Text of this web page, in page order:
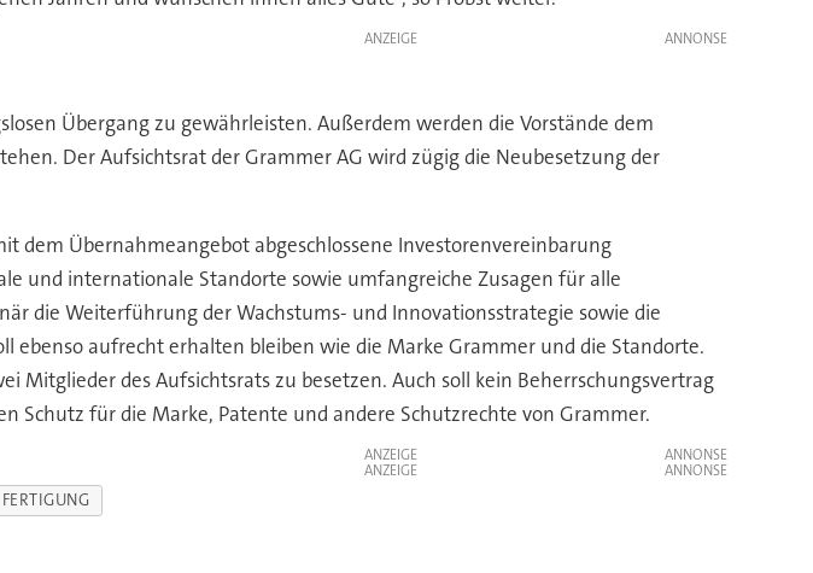
ANZEIGE
Übergang zu gewährleisten. Außerdem werden die Vorstände dem
Der Aufsichtsrat der Grammer AG wird zügig die Neubesetzung der
dem Übernahmeangebot abgeschlossene Investorenvereinbarung
und internationale Standorte sowie umfangreiche Zusagen für alle
die Weiterführung der Wachstums- und Innovationsstrategie sowie die
aufrecht erhalten bleiben wie die Marke Grammer und die Standorte.
Mitglieder des Aufsichtsrats zu besetzen. Auch soll kein Beherrschungsvertrag
Schutz für die Marke, Patente und andere Schutzrechte von Grammer.
ANZEIGE
ANZEIGE
FERTIGUNG